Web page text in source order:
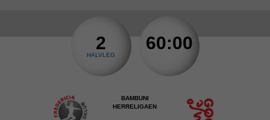
2
HALVLEG
60:00
BAMBUNI
HERRELIGAEN